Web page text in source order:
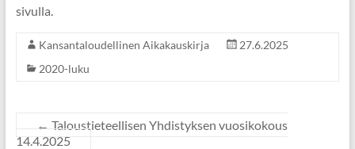
sivulla.
Kansantaloudellinen Aikakauskirja
27.6.2025
2020-luku
← Taloustieteellisen Yhdistyksen vuosikokous
14.4.2025